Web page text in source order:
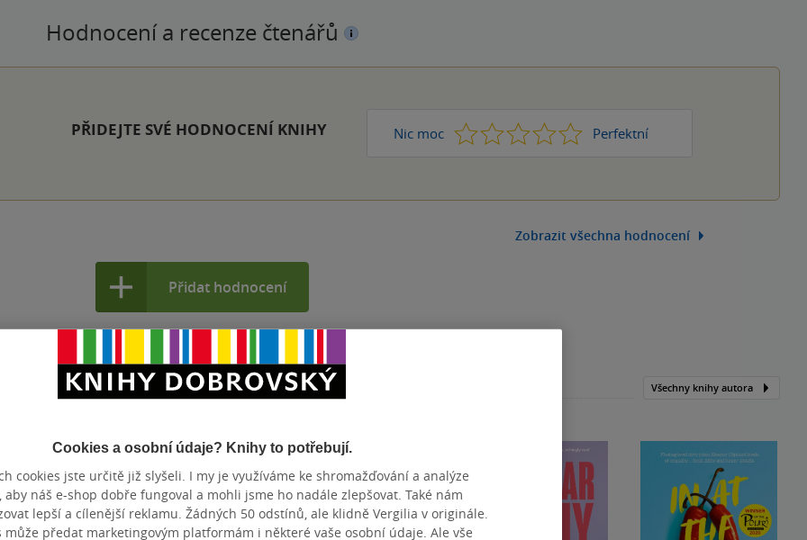
Hodnocení a recenze čtenářů
PŘIDEJTE SVÉ HODNOCENÍ KNIHY Nic moc 1 2 3 4 Perfektní
5
Zobrazit všechna hodnocení
Přidat hodnocení
Všechny knihy autora
Cookies a osobní údaje? Knihy to potřebují.
cookies jste určitě již slyšeli. I my je využíváme ke shromažďování a analýze
náš e-shop dobře fungoval a mohli jsme ho nadále zlepšovat. Také nám
lepší a cílenější reklamu. Žádných 50 odstínů, ale klidně Vergilia v originále.
může předat marketingovým platformám i některé vaše osobní údaje. Ale vše